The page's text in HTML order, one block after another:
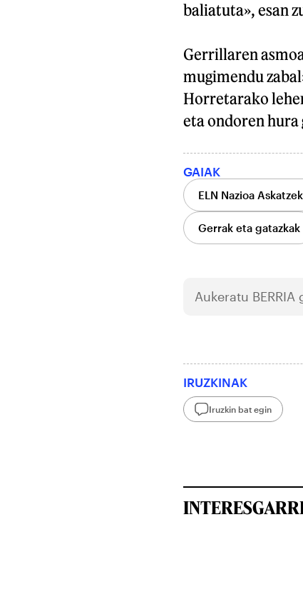
baliatuta», esan
Gerrillaren
mugimendu
Horretarako
eta ondoren hura
GAIAK
ELN Nazioa
Gerrak eta gatazkak
Aukeratu BERRIA
IRUZKINAK
Iruzkin bat egin